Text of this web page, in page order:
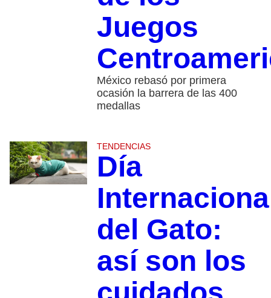
Juegos
México rebasó por primera
ocasión la barrera de las 400
medallas
TENDENCIAS
Día
del Gato:
así son los